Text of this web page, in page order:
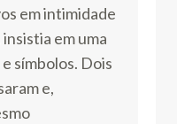
em intimidade
em uma
símbolos. Dois
e,